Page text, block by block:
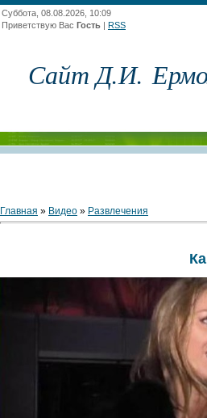
Суббота, 08.08.2026, 10:09
Приветствую Вас Гость | RSS
Сайт Д.И.
Главная » Видео » Развлечения